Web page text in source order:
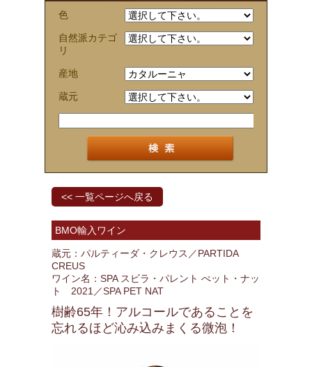
色
自然派カテゴ
リ
産地
蔵元
<< 一覧ページへ戻る
BMO輸入ワイン
蔵元：パルティーダ・クレウス／PARTIDA
CREUS
ワイン名：SPA スビラ・パレント ぺット・ナッ
ト 2021／SPA PET NAT
樹齢65年！アルコールであることを
忘れるほど沁み込みまくる微泡！